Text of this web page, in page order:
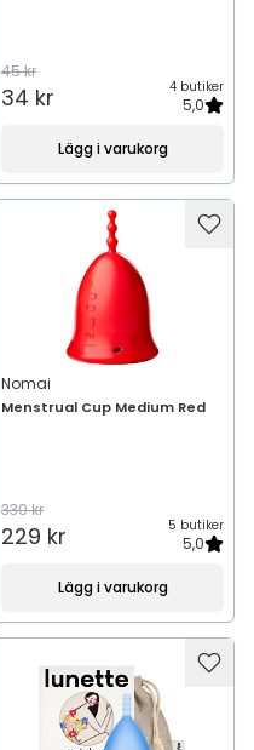
45 kr
34 kr 4 butiker
5,0
Lägg i varukorg
Nomai
Menstrual Cup Medium Red
330 kr
229 kr 5 butiker
5,0
Lägg i varukorg